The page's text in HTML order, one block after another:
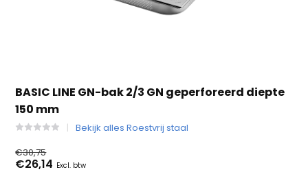
BASIC LINE GN-bak 2/3 GN geperforeerd diepte
150 mm
Bekijk alles Roestvrij staal
€30,75
€26,14 Excl. btw